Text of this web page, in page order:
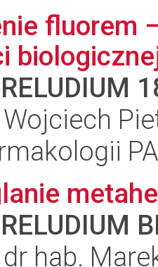
fluorem
hab.